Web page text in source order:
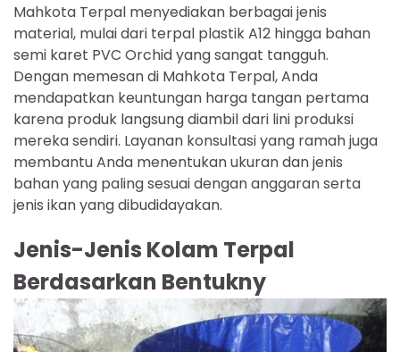
Mahkota Terpal menyediakan berbagai jenis
material, mulai dari terpal plastik A12 hingga bahan
semi karet PVC Orchid yang sangat tangguh.
Dengan memesan di Mahkota Terpal, Anda
mendapatkan keuntungan harga tangan pertama
karena produk langsung diambil dari lini produksi
mereka sendiri. Layanan konsultasi yang ramah juga
membantu Anda menentukan ukuran dan jenis
bahan yang paling sesuai dengan anggaran serta
jenis ikan yang dibudidayakan.
Jenis-Jenis Kolam Terpal
Berdasarkan Bentukny